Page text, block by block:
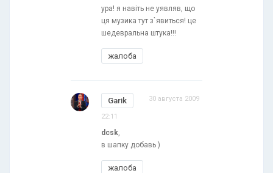
ура! я навіть не уявляв, що
ця музика тут з`явиться! це
шедевральна штука!!!
жалоба
Garik 30 августа 2009
22:11
dcsk,
в шапку добавь )
жалоба